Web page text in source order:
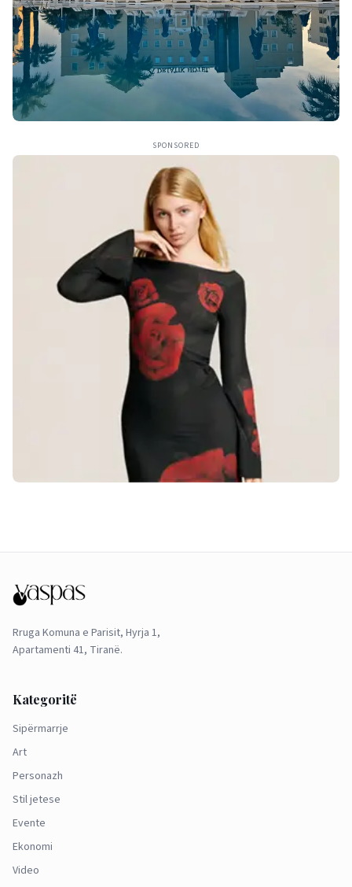
SPONSORED
Rruga Komuna e Parisit, Hyrja 1,
Apartamenti 41, Tiranë.
Kategoritë
Sipërmarrje
Art
Personazh
Stil jetese
Evente
Ekonomi
Video